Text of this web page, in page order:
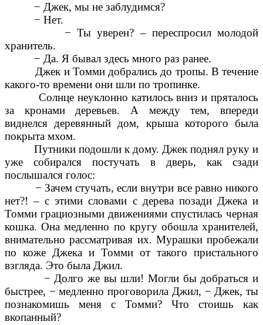
− Джек, мы не заблудимся?
− Нет.
− Ты уверен? – переспросил молодой
хранитель.
− Да. Я бывал здесь много раз ранее.
Джек и Томми добрались до тропы. В течение
какого-то времени они шли по тропинке.
Солнце неуклонно катилось вниз и пряталось
за кронами деревьев. А между тем, впереди
виднелся деревянный дом, крыша которого была
покрыта мхом.
Путники подошли к дому. Джек поднял руку и
уже собирался постучать в дверь, как сзади
послышался голос:
− Зачем стучать, если внутри все равно никого
нет?! – с этими словами с дерева позади Джека и
Томми грациозными движениями спустилась черная
кошка. Она медленно по кругу обошла хранителей,
внимательно рассматривая их. Мурашки пробежали
по коже Джека и Томми от такого пристального
взгляда. Это была Джил.
− Долго же вы шли! Могли бы добраться и
быстрее, − медленно проговорила Джил, − Джек, ты
познакомишь меня с Томми? Что стоишь как
вкопанный?